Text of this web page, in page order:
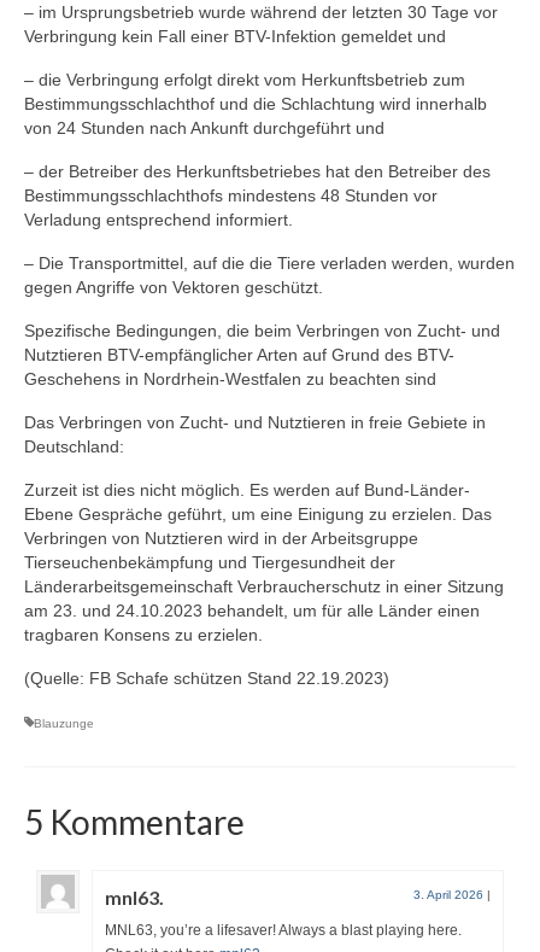
Formulare
Ohrmarken
Sponsoren
– im Ursprungsbetrieb wurde während der letzten 30 Tage vor
Verbringung kein Fall einer BTV-Infektion gemeldet und
– die Verbringung erfolgt direkt vom Herkunftsbetrieb zum
Bestimmungsschlachthof und die Schlachtung wird innerhalb
von 24 Stunden nach Ankunft durchgeführt und
– der Betreiber des Herkunftsbetriebes hat den Betreiber des
Bestimmungsschlachthofs mindestens 48 Stunden vor
Verladung entsprechend informiert.
– Die Transportmittel, auf die die Tiere verladen werden, wurden
gegen Angriffe von Vektoren geschützt.
Spezifische Bedingungen, die beim Verbringen von Zucht- und
Nutztieren BTV-empfänglicher Arten auf Grund des BTV-
Geschehens in Nordrhein-Westfalen zu beachten sind
Das Verbringen von Zucht- und Nutztieren in freie Gebiete in
Deutschland:
Zurzeit ist dies nicht möglich. Es werden auf Bund-Länder-
Ebene Gespräche geführt, um eine Einigung zu erzielen. Das
Verbringen von Nutztieren wird in der Arbeitsgruppe
Tierseuchenbekämpfung und Tiergesundheit der
Länderarbeitsgemeinschaft Verbraucherschutz in einer Sitzung
am 23. und 24.10.2023 behandelt, um für alle Länder einen
tragbaren Konsens zu erzielen.
(Quelle: FB Schafe schützen Stand 22.19.2023)
Blauzunge
5 Kommentare
mnl63. 3. April 2026 |
MNL63, you’re a lifesaver! Always a blast playing here.